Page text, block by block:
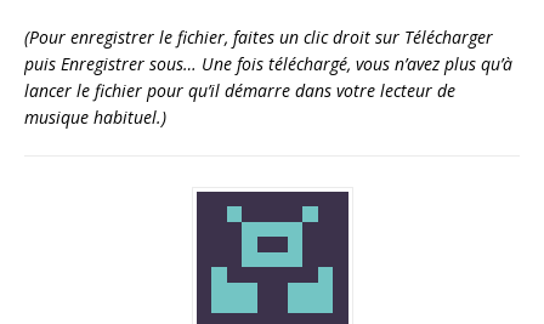
(Pour enregistrer le fichier, faites un clic droit sur Télécharger
puis Enregistrer sous… Une fois téléchargé, vous n’avez plus qu’à
lancer le fichier pour qu’il démarre dans votre lecteur de
musique habituel.)